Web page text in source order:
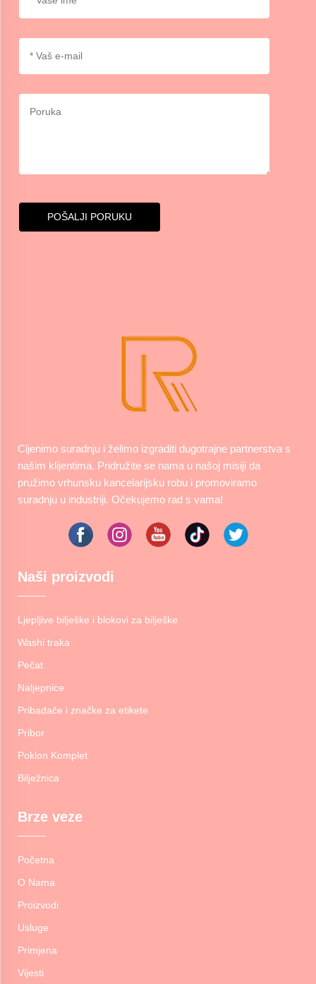
POŠALJI PORUKU
Cijenimo suradnju i želimo izgraditi dugotrajne partnerstva s
našim klijentima. Pridružite se nama u našoj misiji da
pružimo vrhunsku kancelarijsku robu i promoviramo
suradnju u industriji. Očekujemo rad s vama!
Naši proizvodi
Ljepljive bilješke i blokovi za bilješke
Washi traka
Pečat
Naljepnice
Pribadače i značke za etikete
Pribor
Poklon Komplet
Bilježnica
Brze veze
Početna
O Nama
Proizvodi
Usluge
Primjena
Vijesti